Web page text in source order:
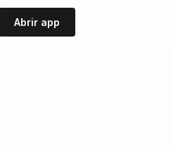
Abrir app